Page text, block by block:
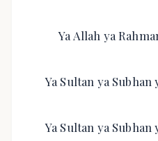
Ya Allah ya
Ya Sultan ya
Ya Sultan ya